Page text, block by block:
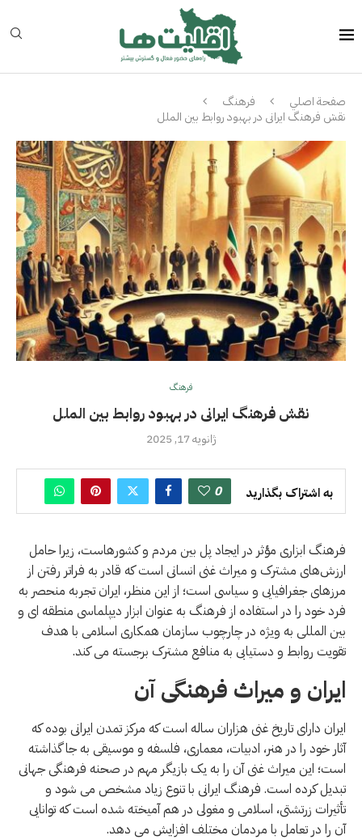
صفحة اصلي
فرهنگ
نقش فرهنگ ایرانی در بهبود روابط بین الملل
فرهنگ
نقش فرهنگ ایرانی در بهبود روابط بین الملل
ژانویه 17, 2025
به اشتراک بگذارید 0
فرهنگ ابزاری مؤثر در ایجاد پل بین مردم و کشورهاست، زیرا حامل
ارزش‌های مشترک و میراث غنی انسانی است که قادر به فراتر رفتن از
مرزهای جغرافیایی و سیاسی است؛ از این منظر، ایران تجربه منحصر به
فرد خود را در استفاده از فرهنگ به عنوان ابزار دیپلماسی منطقه ای و
بین المللی به ویژه در چارچوب سازمان همکاری اسلامی با هدف
تقویت روابط و دستیابی به منافع مشترک برجسته می کند.
ایران و میراث فرهنگی آن
ایران دارای تاریخ غنی هزاران ساله است که مرکز تمدن ایرانی بوده که
آثار خود را در هنر، ادبیات، معماری، فلسفه و موسیقی به جا گذاشته
است؛ این میراث غنی آن را به یک بازیگر مهم در صحنه فرهنگی جهانی
تبدیل کرده است. فرهنگ ایرانی با تنوع زیاد مشخص می شود و
تأثیرات زرتشتی، اسلامی و مغولی در هم آمیخته شده است که توانایی
آن را در تعامل با مردمان مختلف افزایش می دهد.